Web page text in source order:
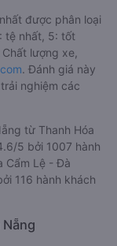
được phân loại
tệ nhất, 5: tốt
lượng xe,
. Đánh giá này
nghiệm các
từ Thanh Hóa
5 bởi 1007 hành
Cẩm Lệ - Đà
116 hành khách